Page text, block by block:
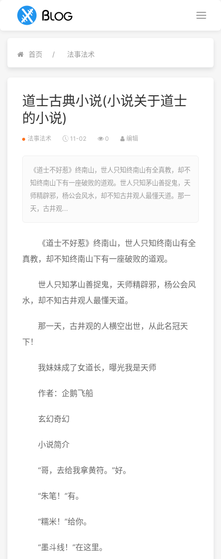
首页 法事法术
道士古典小说(小说关于道士
的小说)
法事法术 11-02 0 编辑
《道士不好惹》终南山，世人只知终南山有全真教，却不
知终南山下有一座破败的道观。世人只知茅山善捉鬼，天
师精辟邪，杨公会风水，却不知古井观人最懂天道。那一
天，古井观...
《道士不好惹》终南山，世人只知终南山有全
真教，却不知终南山下有一座破败的道观。
世人只知茅山善捉鬼，天师精辟邪，杨公会风
水，却不知古井观人最懂天道。
那一天，古井观的人横空出世，从此名冠天
下！
我妹妹成了女道长，曝光我是天师
作者：企鹅飞船
玄幻奇幻
小说简介
“哥，去给我拿黄符。”好。
“朱笔！”有。
“糯米！”给你。
“墨斗线！”在这里。